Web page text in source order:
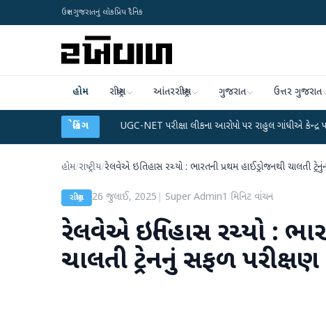
ઉત્તર ગુજરાતનું લોકપ્રિય દૈનિક
હોમ રાષ્ટ્રીય આંતરરાષ્ટ્રીય ગુજરાત ઉત્તર ગુજરાત
બ્રેકિંગ
UGC-NET પરીક્ષા લીકના આરોપો પર રાહુલ ગાંધીએ કેન્દ્ર પર પ્રહાર કર્યા
હોમ/રાષ્ટ્રીય/રેલવેએ ઇતિહાસ રચ્યો : ભારતની પ્રથમ હાઈડ્રોજનથી ચાલતી
રાષ્ટ્રીય 26 જુલાઈ, 2025 Super Admin1 મિનિટ વાંચન
રેલવેએ ઇતિહાસ રચ્યો :
ચાલતી ટ્રેનનું સફળ પરીક્ષણ